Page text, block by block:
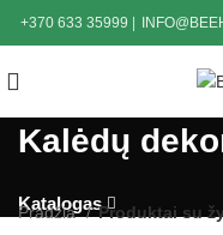
+370 633 35999
Kalėdų
Katalogas
Pradžia
Produktai su